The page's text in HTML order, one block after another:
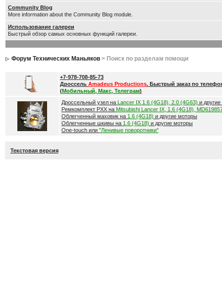
Community Blog
More information about the Community Blog module.
Использование галереи
Быстрый обзор самых основных функций галереи.
Форум Технических Маньяков> Поиск по разделам помощи
+7-978-708-85-73
Дроссель Amadeus Productions. Быстрый заказ по
(Мобильный, Макс, Телеграм)
Дроссельный узел на Lancer IX 1.6 (4G18), 2.0 (4G63) и
Ремкомплект РХХ на Mitsubishi Lancer IX, 1.6 (4G18),
Облегченный маховик на 1.6 (4G18) и другие моторы
Облегченные шкивы на 1.6 (4G18) и другие моторы
One-touch или "Ленивые поворотники"
Текстовая версия